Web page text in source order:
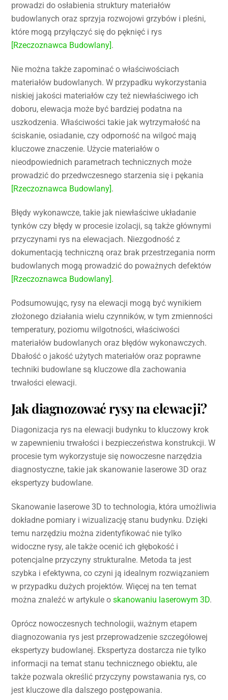
prowadzi do osłabienia struktury materiałów
budowlanych oraz sprzyja rozwojowi grzybów i pleśni,
które mogą przyłączyć się do pęknięć i rys
[Rzeczoznawca Budowlany].
Nie można także zapominać o właściwościach
materiałów budowlanych. W przypadku wykorzystania
niskiej jakości materiałów czy też niewłaściwego ich
doboru, elewacja może być bardziej podatna na
uszkodzenia. Właściwości takie jak wytrzymałość na
ściskanie, osiadanie, czy odporność na wilgoć mają
kluczowe znaczenie. Użycie materiałów o
nieodpowiednich parametrach technicznych może
prowadzić do przedwczesnego starzenia się i pękania
[Rzeczoznawca Budowlany].
Błędy wykonawcze, takie jak niewłaściwe układanie
tynków czy błędy w procesie izolacji, są także głównymi
przyczynami rys na elewacjach. Niezgodność z
dokumentacją techniczną oraz brak przestrzegania norm
budowlanych mogą prowadzić do poważnych defektów
[Rzeczoznawca Budowlany].
Podsumowując, rysy na elewacji mogą być wynikiem
złożonego działania wielu czynników, w tym zmienności
temperatury, poziomu wilgotności, właściwości
materiałów budowlanych oraz błędów wykonawczych.
Dbałość o jakość użytych materiałów oraz poprawne
techniki budowlane są kluczowe dla zachowania
trwałości elewacji.
Jak diagnozować rysy na elewacji?
Diagonizacja rys na elewacji budynku to kluczowy krok
w zapewnieniu trwałości i bezpieczeństwa konstrukcji. W
procesie tym wykorzystuje się nowoczesne narzędzia
diagnostyczne, takie jak skanowanie laserowe 3D oraz
ekspertyzy budowlane.
Skanowanie laserowe 3D to technologia, która umożliwia
dokładne pomiary i wizualizację stanu budynku. Dzięki
temu narzędziu można zidentyfikować nie tylko
widoczne rysy, ale także ocenić ich głębokość i
potencjalne przyczyny strukturalne. Metoda ta jest
szybka i efektywna, co czyni ją idealnym rozwiązaniem
w przypadku dużych projektów. Więcej na ten temat
można znaleźć w artykule oskanowaniu laserowym 3D.
Oprócz nowoczesnych technologii, ważnym etapem
diagnozowania rys jest przeprowadzenie szczegółowej
ekspertyzy budowlanej. Ekspertyza dostarcza nie tylko
informacji na temat stanu technicznego obiektu, ale
także pozwala określić przyczyny powstawania rys, co
jest kluczowe dla dalszego postępowania.